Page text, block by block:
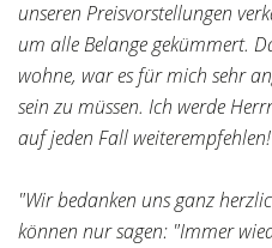
unseren Preisvorstellungen
um alle Belange gekümmert.
wohne, war es für mich sehr
sein zu müssen. Ich werde
auf jeden Fall
"Wir bedanken uns ganz
können nur sagen: "Immer